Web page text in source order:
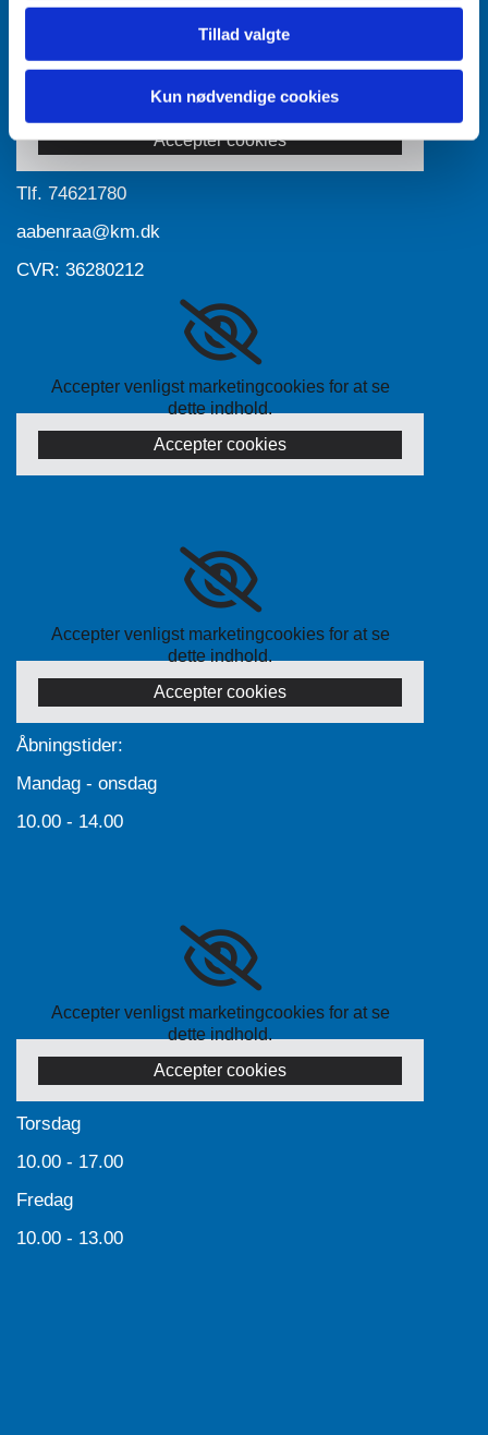
Tillad valgte
Kun nødvendige cookies
dette indhold.
Accepter cookies
Tlf. 74621780
aabenraa@km.dk
CVR: 36280212
Accepter venligst marketingcookies for at se
dette indhold.
Accepter cookies
Accepter venligst marketingcookies for at se
dette indhold.
Accepter cookies
Åbningstider:
Mandag - onsdag
10.00 - 14.00
Accepter venligst marketingcookies for at se
dette indhold.
Accepter cookies
Torsdag
10.00 - 17.00
Fredag
10.00 - 13.00